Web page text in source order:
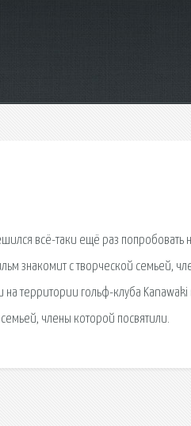
всё-таки ещё раз попробовать
знакомит с творческой семьей,
территории гольф-клуба Kanawaki
члены которой посвятили.